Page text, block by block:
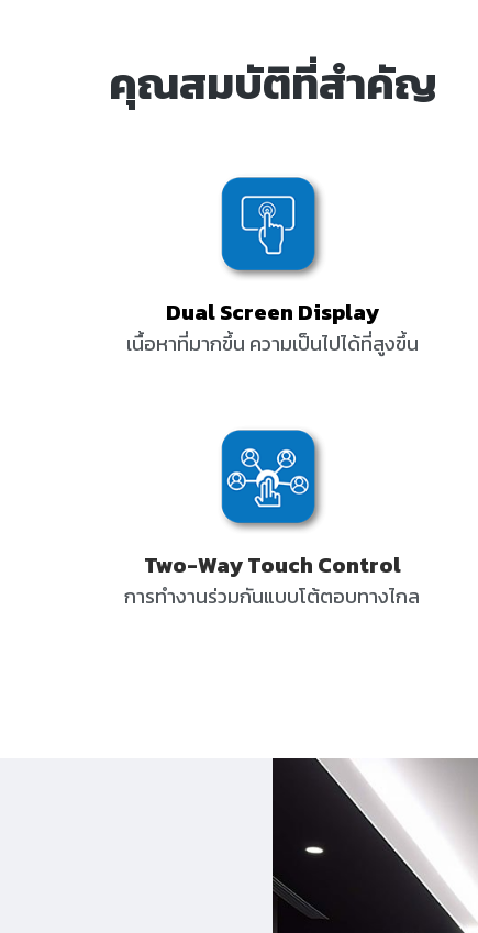
คุณสมบัติที่สำคัญ
Dual Screen Display
เนื้อหาที่มากขึ้น ความเป็นไปได้ที่สูงขึ้น
Two-Way Touch Control
การทำงานร่วมกันแบบโต้ตอบทางไกล